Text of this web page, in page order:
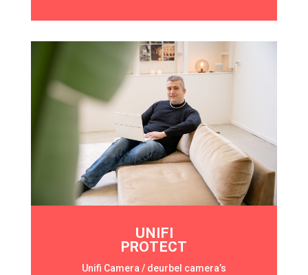
UNIFI
PROTECT
Unifi Camera / deurbel camera’s